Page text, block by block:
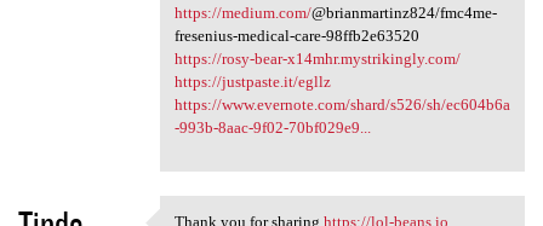
https://medium.com/@brianmartinz824/fmc4me-
fresenius-medical-care-98ffb2e63520
https://rosy-bear-x14mhr.mystrikingly.com/
https://justpaste.it/egllz
https://www.evernote.com/shard/s526/sh/ec604b6a
-993b-8aac-9f02-70bf029e9...
Thank you for sharing https://lol-beans.io